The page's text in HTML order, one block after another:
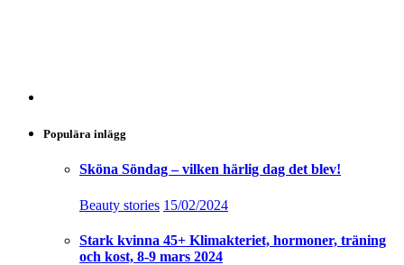
Populära inlägg
Sköna Söndag – vilken härlig dag det blev!
Beauty stories 15/02/2024
Stark kvinna 45+ Klimakteriet, hormoner, träning
och kost, 8-9 mars 2024